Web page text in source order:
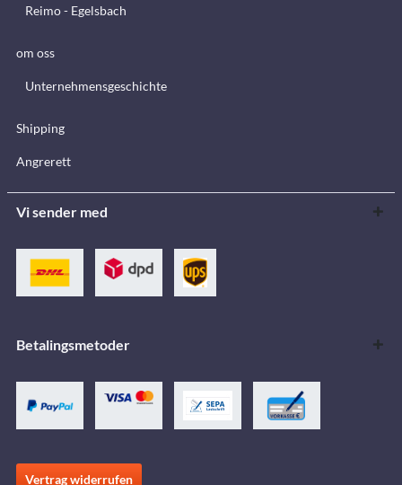
Reimo - Egelsbach
om oss
Unternehmensgeschichte
Shipping
Angrerett
Vi sender med
Betalingsmetoder
Vertrag widerrufen